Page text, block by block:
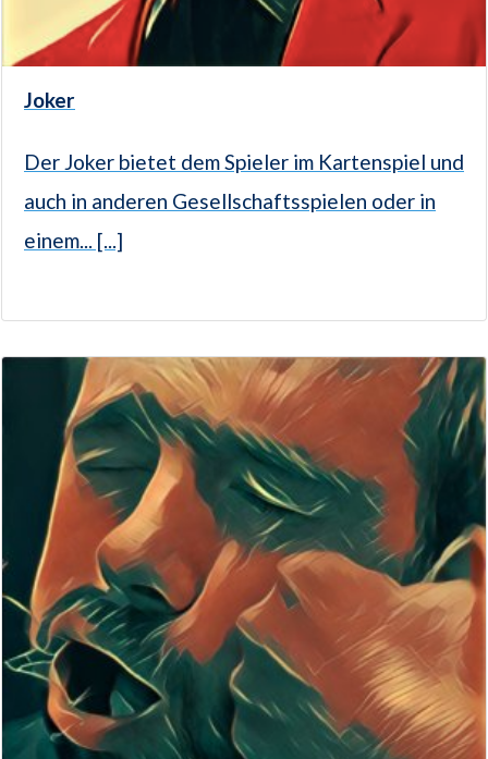
Joker
Der Joker bietet dem Spieler im Kartenspiel und
auch in anderen Gesellschaftsspielen oder in
einem... [...]